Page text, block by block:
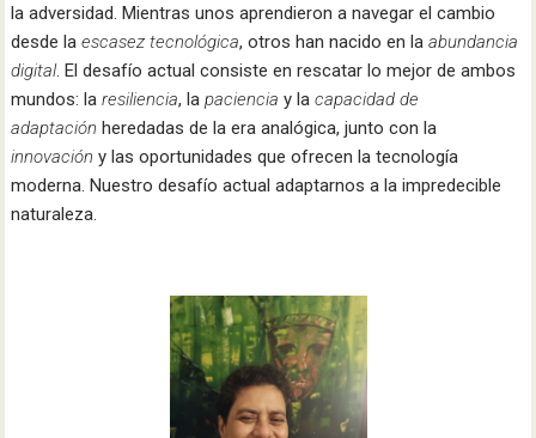
la adversidad. Mientras unos aprendieron a navegar el cambio
desde laescasez tecnológica, otros han nacido en laabundancia
digital. El desafío actual consiste en rescatar lo mejor de ambos
mundos: laresiliencia, lapaciencia y lacapacidad de
adaptación heredadas de la era analógica, junto con la
innovación y las oportunidades que ofrecen la tecnología
moderna. Nuestro desafío actual adaptarnos a la impredecible
naturaleza.